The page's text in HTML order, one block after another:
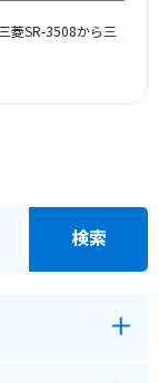
菱SR-3508から三